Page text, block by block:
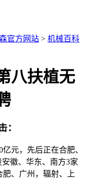
官方网站 > 机械百科
八扶植无
：
元，先后正在合肥、
徽、华东、南方3家
、广州，辐射、上